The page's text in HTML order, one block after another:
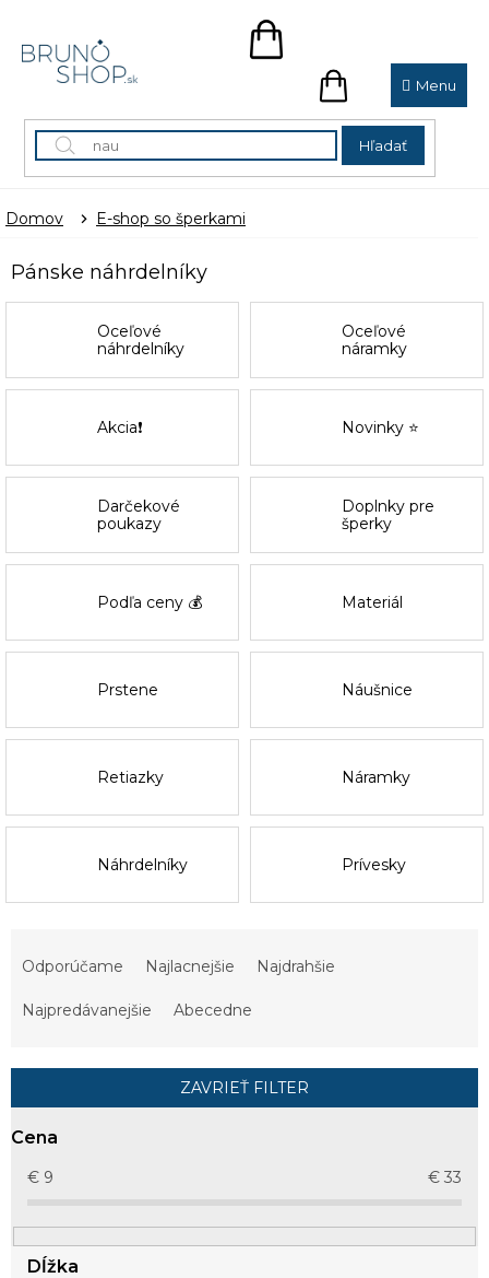
obsah
Hľadať
NÁKUPNÝ
NÁKUPNÝ
KOŠÍK
Domov E-shop so šperkami
Pánske náhrdelníky
Oceľové
náhrdelníky
Oceľové
náramky
Akcia❗ Novinky ⭐
Darčekové
poukazy
Doplnky pre
šperky
Podľa ceny 💰 Materiál
Prstene Náušnice
Retiazky Náramky
Náhrdelníky Prívesky
p
r
k
t
Odporúčame Najlacnejšie Najdrahšie
Najpredávanejšie Abecedne
ZAVRIEŤ FILTER
Cena
€ 9 € 33
Dĺžka